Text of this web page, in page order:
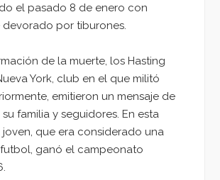
el pasado 8 de enero con
por tiburones.
de la muerte, los Hasting
York, club en el que militó
emitieron un mensaje de
familia y seguidores. En esta
joven, que era considerado una
ganó el campeonato